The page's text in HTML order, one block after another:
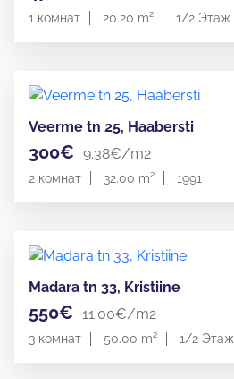
1 комнат 20.20 m² 1/2 Этаж
Veerme tn 25, Haabersti
300€ 9.38€/m2
2 комнат 32.00 m² 1991
Madara tn 33, Kristiine
550€ 11.00€/m2
3 комнат 50.00 m² 1/2 Этаж